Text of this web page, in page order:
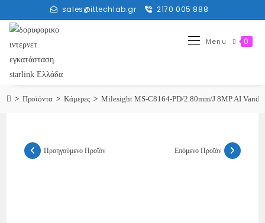
sales@ittechlab.gr 2170 005 888
0
Menu
> Προϊόντα > Κάμερες > Milesight MS-C8164-PD/2.80mm/J 8MP AI
Προηγούμενο Προϊόν Επόμενο Προϊόν